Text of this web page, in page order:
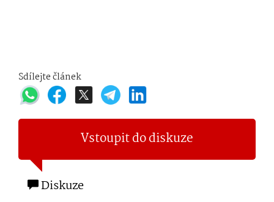
Sdílejte článek
Vstoupit do diskuze
Diskuze